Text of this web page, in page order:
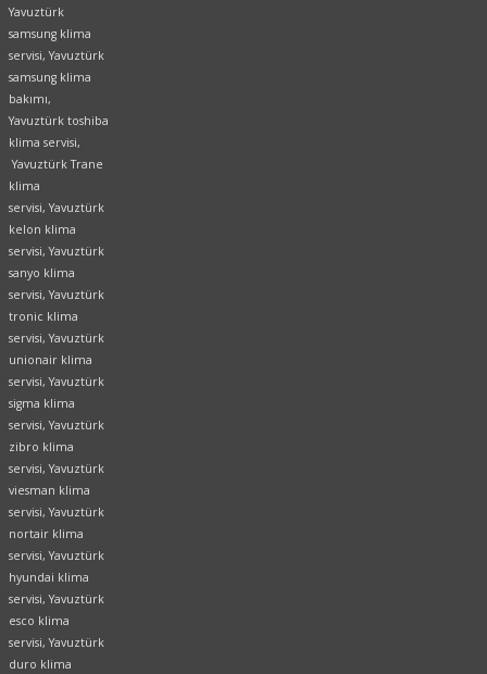
Yavuztürk
samsung klima
servisi, Yavuztürk
samsung klima
bakımı,
Yavuztürk toshiba
klima servisi,
Yavuztürk Trane
klima
servisi, Yavuztürk
kelon klima
servisi, Yavuztürk
sanyo klima
servisi, Yavuztürk
tronic klima
servisi, Yavuztürk
unionair klima
servisi, Yavuztürk
sigma klima
servisi, Yavuztürk
zibro klima
servisi, Yavuztürk
viesman klima
servisi, Yavuztürk
nortair klima
servisi, Yavuztürk
hyundai klima
servisi, Yavuztürk
esco klima
servisi, Yavuztürk
duro klima